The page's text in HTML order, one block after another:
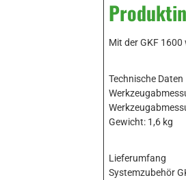
Mit der GKF 1600
Technische Daten
Gewicht: 1,6 kg
Lieferumfang
Systemzubehör